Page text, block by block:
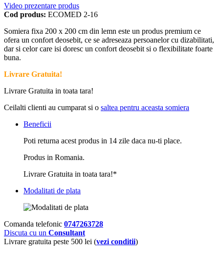
Video prezentare produs
Cod produs: ECOMED 2-16
Somiera fixa 200 x 200 cm din lemn este un produs premium ce
ofera un confort deosebit, ce se adreseaza persoanelor cu dizabilitati,
dar si celor care isi doresc un confort deosebit si o flexibilitate foarte
buna.
Livrare Gratuita!
Livrare Gratuita in toata tara!
Ceilalti clienti au cumparat si o saltea pentru aceasta somiera
Beneficii
Poti returna acest produs in 14 zile daca nu-ti place.
Produs in Romania.
Livrare Gratuita in toata tara!*
Modalitati de plata
Comanda telefonic 0747263728
Discuta cu un Consultant
Livrare gratuita peste 500 lei (vezi conditii)